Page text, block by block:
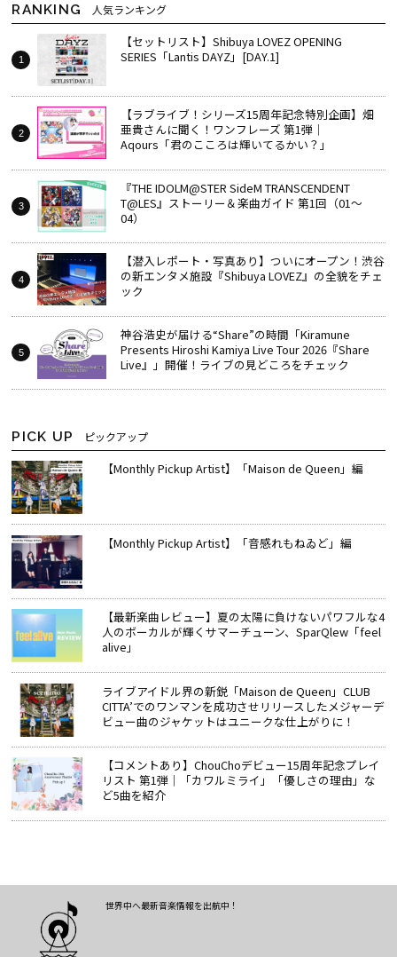
RANKING 人気ランキング
【セットリスト】Shibuya LOVEZ OPENING
SERIES「Lantis DAYZ」[DAY.1]
【ラブライブ！シリーズ15周年記念特別企画】畑
亜貴さんに聞く！ワンフレーズ 第1弾｜
Aqours「君のこころは輝いてるかい？」
『THE IDOLM@STER SideM TRANSCENDENT
T@LES』ストーリー＆楽曲ガイド 第1回（01～
04）
【潜入レポート・写真あり】ついにオープン！渋谷
の新エンタメ施設『Shibuya LOVEZ』の全貌をチェ
ック
神谷浩史が届ける“Share”の時間――「Kiramune
Presents Hiroshi Kamiya Live Tour 2026『Share
Live』」開催！ライブの見どころをチェック
PICK UP ピックアップ
【Monthly Pickup Artist】「Maison de Queen」編
【Monthly Pickup Artist】「音感れもねゐど」編
【最新楽曲レビュー】夏の太陽に負けないパワフルな4
人のボーカルが輝くサマーチューン、SparQlew「feel
alive」
ライブアイドル界の新鋭「Maison de Queen」CLUB
CITTA’でのワンマンを成功させリリースしたメジャーデ
ビュー曲のジャケットはユニークな仕上がりに！
【コメントあり】ChouChoデビュー15周年記念プレイ
リスト 第1弾｜「カワルミライ」「優しさの理由」な
ど5曲を紹介
世界中へ最新音楽情報を出航中！